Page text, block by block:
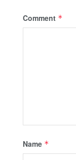
Comment *
Name *